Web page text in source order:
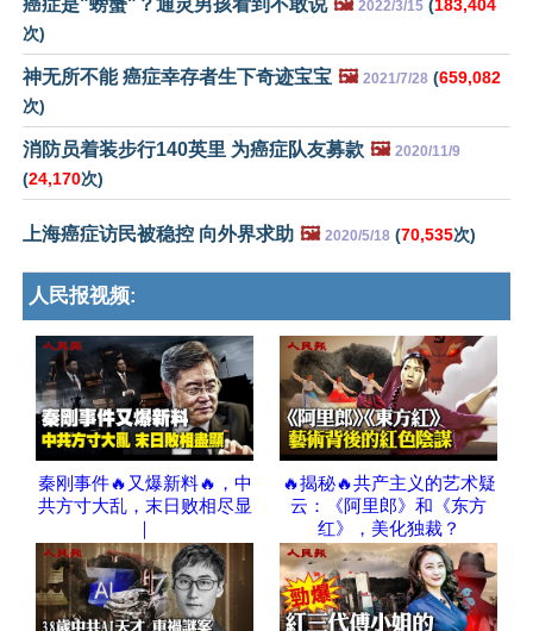
癌症是"螃蟹"？通灵男孩看到不敢说 🖼️ 2022/3/15 (183,404
次)
神无所不能 癌症幸存者生下奇迹宝宝 🖼️ 2021/7/28 (659,082
次)
消防员着装步行140英里 为癌症队友募款 🖼️ 2020/11/9
(24,170次)
上海癌症访民被稳控 向外界求助 🖼️ 2020/5/18 (70,535次)
人民报视频:
秦刚事件🔥又爆新料🔥，中
共方寸大乱，末日败相尽显
｜
🔥揭秘🔥共产主义的艺术疑
云：《阿里郎》和《东方
红》，美化独裁？